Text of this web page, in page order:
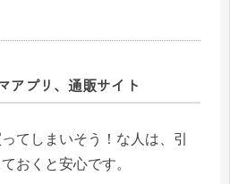
アプリ、通販サイト
てしまいそう！な人は、引
おくと安心です。